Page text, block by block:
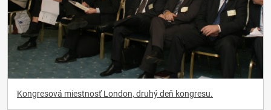
Kongresová miestnosť London, druhý deň kongresu.